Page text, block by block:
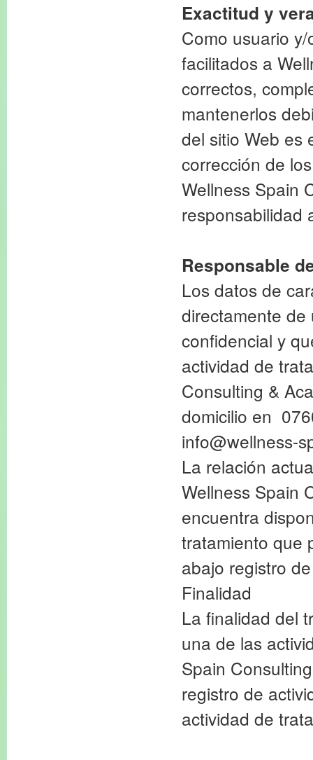
Exactitud y
Como usuario
facilitados a
correctos,
mantenerlos
del sitio Web es
corrección de
Wellness Spain
responsabilidad
Responsable
Los datos de
directamente
confidencial y
actividad de
Consulting &
domicilio en
info@wellness-
La relación
Wellness Spain
encuentra
tratamiento que
abajo registro
Finalidad
La finalidad del
una de las
Spain
registro de
actividad de